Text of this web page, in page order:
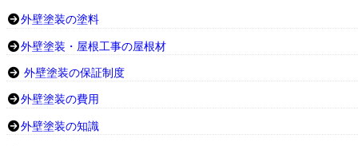
外壁塗装の塗料
外壁塗装・屋根工事の屋根材
外壁塗装の保証制度
外壁塗装の費用
外壁塗装の知識